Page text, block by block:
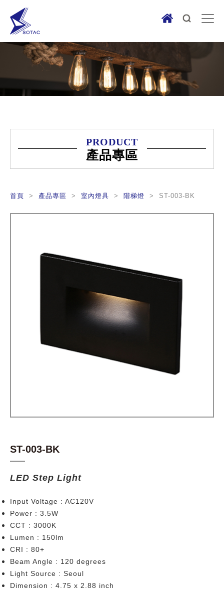
PRODUCT
產品專區
首頁 > 產品專區 > 室內燈具 > 階梯燈 > ST-003-BK
ST-003-BK
LED Step Light
Input Voltage : AC120V
Power : 3.5W
CCT : 3000K
Lumen : 150lm
CRI : 80+
Beam Angle : 120 degrees
Light Source : Seoul
Dimension : 4.75 x 2.88 inch